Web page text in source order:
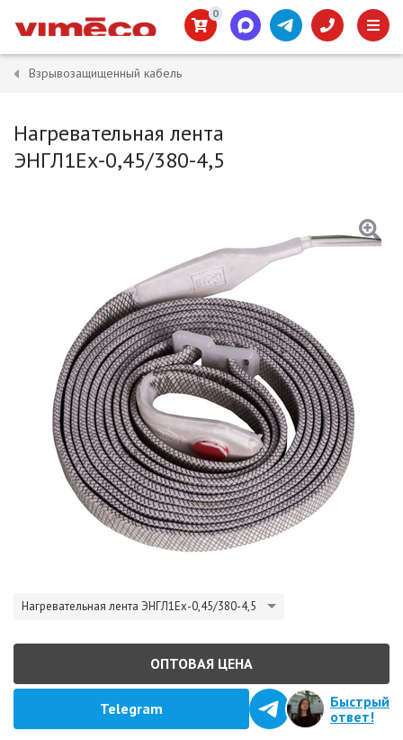
0
Взрывозащищенный кабель
Нагревательная лента
ЭНГЛ1Ех-0,45/380-4,5
Нагревательная лента ЭНГЛ1Ех-0,45/380-4,5
ОПТОВАЯ ЦЕНА
Telegram
Быстрый
ответ!